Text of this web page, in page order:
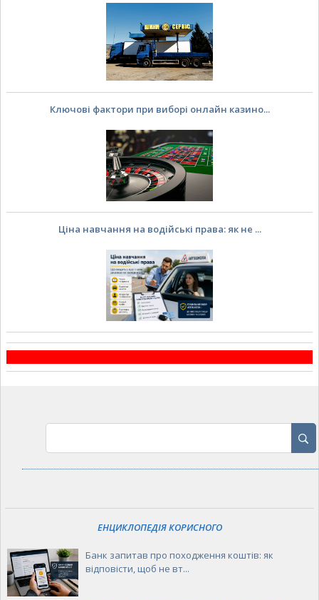
Ключові фактори при виборі онлайн казино...
Ціна навчання на водійські права: як не ...
ЕНЦИКЛОПЕДІЯ КОРИСНОГО
Банк запитав про походження коштів: як
відповісти, щоб не вт...